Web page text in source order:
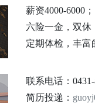
薪资4000-6000；
六险一金，双休
定期体检，丰富
联系电话：
简历投递：